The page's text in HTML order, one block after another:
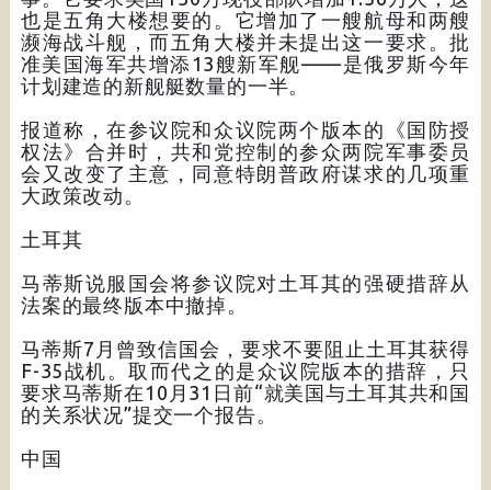
也是五角大楼想要的。它增加了一艘航母和两艘
濒海战斗舰，而五角大楼并未提出这一要求。批
准美国海军共增添13艘新军舰——是俄罗斯今年
计划建造的新舰艇数量的一半。
报道称，在参议院和众议院两个版本的《国防授
权法》合并时，共和党控制的参众两院军事委员
会又改变了主意，同意特朗普政府谋求的几项重
大政策改动。
土耳其
马蒂斯说服国会将参议院对土耳其的强硬措辞从
法案的最终版本中撤掉。
马蒂斯7月曾致信国会，要求不要阻止土耳其获得
F-35战机。取而代之的是众议院版本的措辞，只
要求马蒂斯在10月31日前“就美国与土耳其共和国
的关系状况”提交一个报告。
中国